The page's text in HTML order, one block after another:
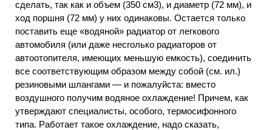
сделать, так как и объем (350 см3), и диаметр (72 мм), и
ход поршня (72 мм) у них одинаковы. Остается только
поставить еще «водяной» радиатор от легкового
автомобиля (или даже несrолько радиаторов от
автоотопителя, имеющих меньшую емкость), соединить
все соответствующим образом между собой (см. ил.)
резиновыми шлангами — и пожалуйста: вместо
воздушного получим водяное охлаждение! Причем, как
утверждают специалисты, особого, термосифонного
типа. Работает такое охлаждение, надо сказать,